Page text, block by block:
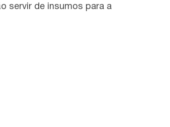
servir de insumos para a